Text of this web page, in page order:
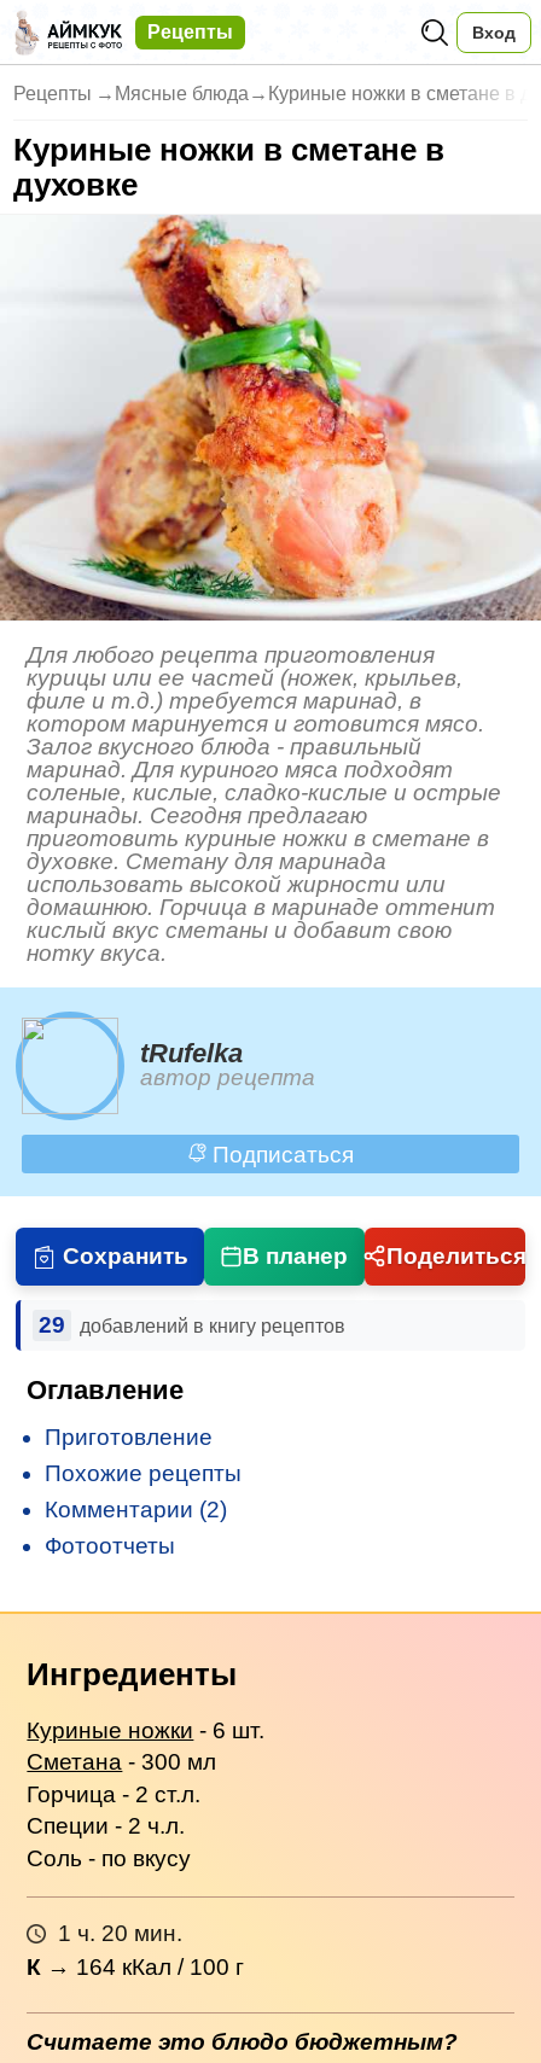
Рецепты Вход
Рецепты → Мясные блюда → Куриные ножки в сметане в
Куриные ножки в сметане в
духовке
Для любого рецепта приготовления
курицы или ее частей (ножек, крыльев,
филе и т.д.) требуется маринад, в
котором маринуется и готовится мясо.
Залог вкусного блюда - правильный
маринад. Для куриного мяса подходят
соленые, кислые, сладко-кислые и острые
маринады. Сегодня предлагаю
приготовить куриные ножки в сметане в
духовке. Сметану для маринада
использовать высокой жирности или
домашнюю. Горчица в маринаде оттенит
кислый вкус сметаны и добавит свою
нотку вкуса.
tRufelka
автор рецепта
Подписаться
Сохранить В планер Поделиться
29 добавлений в книгу рецептов
Оглавление
Приготовление
Похожие рецепты
Комментарии (2)
Фотоотчеты
Ингредиенты
Куриные ножки - 6 шт.
Сметана - 300 мл
Горчица - 2 ст.л.
Специи - 2 ч.л.
Соль - по вкусу
1 ч. 20 мин.
К → 164 кКал / 100 г
Считаете это блюдо бюджетным?